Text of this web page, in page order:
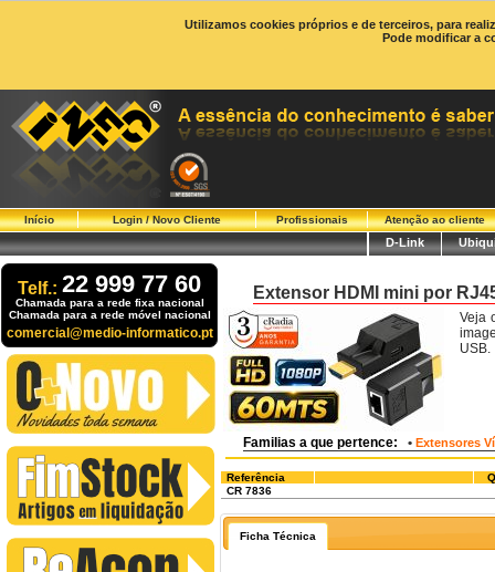
Utilizamos cookies próprios e de terceiros, para
Pode modificar a
Início Login / Novo Cliente Profissionais Atenção ao cliente
D-Link
Telf.: 22 999 77 60
Chamada para a rede fixa nacional
Chamada para a rede móvel nacional
comercial@medio-informatico.pt
Extensor HDMI mini por
Veja
USB.
Familias a que pertence: • Extensores
Referência
CR 7836
Ficha Técnica